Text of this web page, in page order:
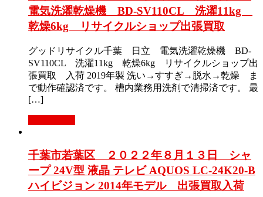
電気洗濯乾燥機 BD-SV110CL 洗濯11kg
乾燥6kg リサイクルショップ出張買取
グッドリサイクル千葉 日立 電気洗濯乾燥機 BD-
SV110CL 洗濯11kg 乾燥6kg リサイクルショップ出
張買取 入荷 2019年製 洗い→すすぎ→脱水→乾燥 ま
で動作確認済です。 槽内業務用洗剤で清掃済です。 最
[…]
千葉市若葉区 ２０２２年８月１３日 シャ
ープ 24V型 液晶 テレビ AQUOS LC-24K20-B
ハイビジョン 2014年モデル 出張買取入荷